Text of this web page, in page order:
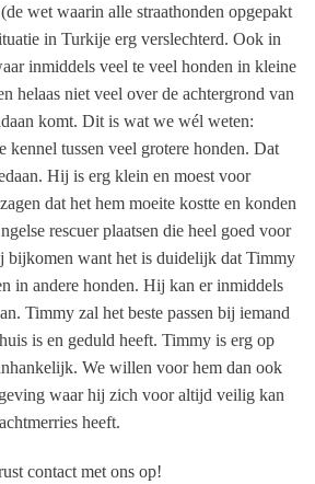
wet waarin alle straathonden opgepakt
in Turkije erg verslechterd. Ook in
inmiddels veel te veel honden in kleine
helaas niet veel over de achtergrond van
komt. Dit is wat we wél weten:
kennel tussen veel grotere honden. Dat
Hij is erg klein en moest voor
dat het hem moeite kostte en konden
rescuer plaatsen die heel goed voor
bijkomen want het is duidelijk dat Timmy
in andere honden. Hij kan er inmiddels
Timmy zal het beste passen bij iemand
is en geduld heeft. Timmy is erg op
We willen voor hem dan ook
waar hij zich voor altijd veilig kan
heeft.
contact met ons op!